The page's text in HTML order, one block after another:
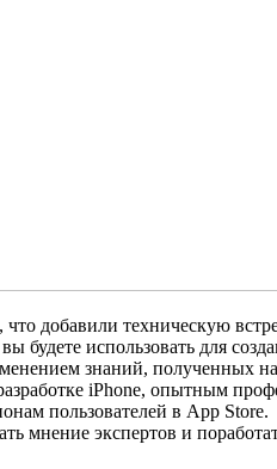
добавили техническую
будете использовать для
знаний, полученных на
iPhone, опытным
пользователей в App Store.
мнение экспертов и